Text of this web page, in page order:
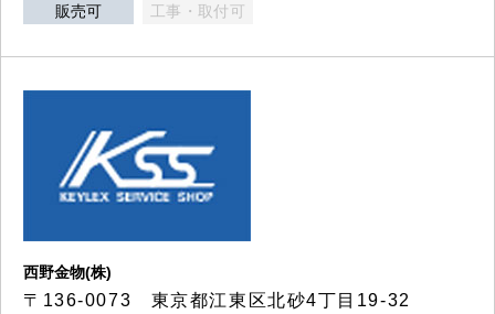
販売可 工事・取付可
西野金物(株)
〒136-0073 東京都江東区北砂4丁目19-32